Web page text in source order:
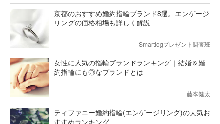
京都のおすすめ婚約指輪ブランド8選。エンゲージ
リングの価格相場も詳しく解説
Smartlogプレゼント調査班
女性に人気の指輪ブランドランキング｜結婚＆婚
約指輪にも◎なブランドとは
藤本健太
ティファニー婚約指輪(エンゲージリング)の人気お
すすめランキング